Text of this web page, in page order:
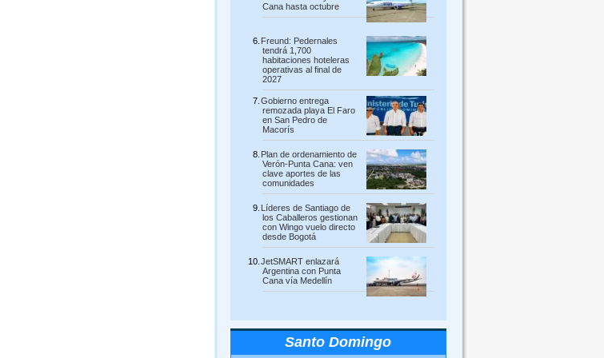
Cana hasta octubre
Freund: Pedernales
tendrá 1,700
habitaciones hoteleras
operativas al final de
2027
Gobierno entrega
remozada playa El Faro
en San Pedro de
Macorís
Plan de ordenamiento de
Verón-Punta Cana: ven
clave aportes de las
comunidades
Líderes de Santiago de
los Caballeros gestionan
con Wingo vuelo directo
desde Bogotá
JetSMART enlazará
Argentina con Punta
Cana vía Medellín
Santo Domingo